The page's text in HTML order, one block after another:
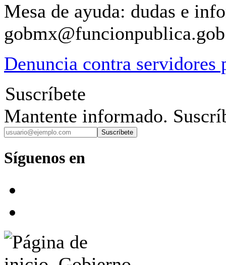
Mesa de ayuda: dudas e
Denuncia contra servidores
Suscríbete
Mantente informado.
Suscríbete
Síguenos en